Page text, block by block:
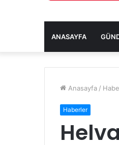
ANASAYFA
Anasayfa /
Haberler